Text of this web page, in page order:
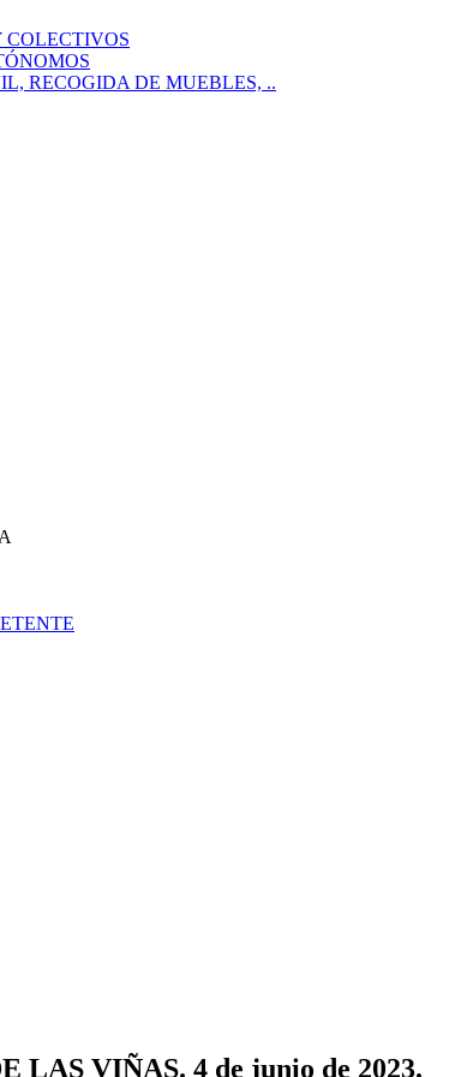
COLECTIVOS
RECOGIDA DE MUEBLES, ..
VIÑAS. 4 de junio de 2023.